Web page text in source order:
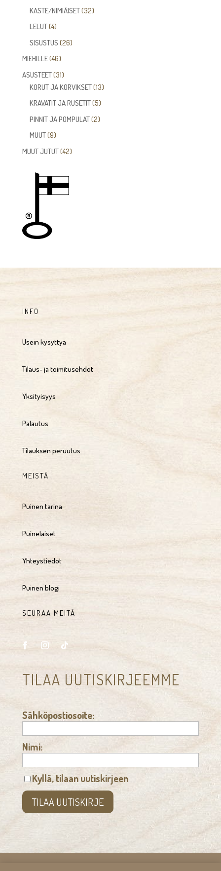
tuotetta
KASTE/NIMIÄISET 3232
LELUT 44
tuotetta
SISUSTUS 2626
MIEHILLE 4646
tuotetta
ASUSTEET 3131
tuotetta
KORUT JA KORVIKSET 1313
KRAVATIT JA RUSETIT 55
tuotetta
PINNIT JA POMPULAT 22
MUUT 99
tuotetta
MUUT JUTUT 4242
INFO
Usein kysyttyä
Tilaus- ja toimitusehdot
Yksityisyys
Palautus
Tilauksen peruutus
MEISTÄ
Puinen tarina
Puinelaiset
Yhteystiedot
Puinen blogi
SEURAA MEITÄ
TILAA UUTISKIRJEEMME
Sähköpostiosoite:
Nimi:
Kyllä, tilaan uutiskirjeen